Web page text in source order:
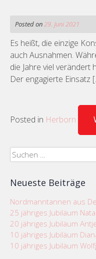
Posted on29. Juni 2021
Es heißt, die einzige
auch Ausnahmen.
die Jahre viel verändert
Der engagierte Einsatz
Posted in Herborn
Suchen
nach:
Neueste Beiträge
Nordmanntannen aus
25 jähriges Jubiläum
20 jähriges Jubiläum
10 jähriges Jubiläum
10 jähriges Jubiläum